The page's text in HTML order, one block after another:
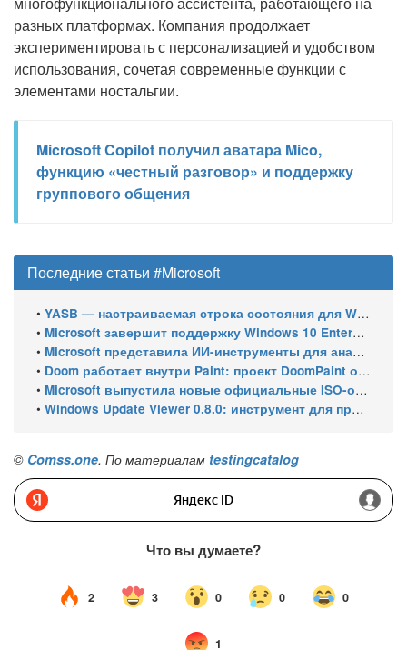
разных платформах. Компания продолжает
экспериментировать с персонализацией и удобством
использования, сочетая современные функции с
элементами ностальгии.
Microsoft Copilot получил аватара Mico,
функцию «честный разговор» и поддержку
группового общения
Последние статьи #Microsoft
• YASB — настраиваемая строка состояния для Windows с виджетами и поддержкой нескольких мониторов
• Microsoft завершит поддержку Windows 10 Enterprise LTSC 2021 в январе 2027 года. ESU продлят обновления до января 2030 года
• Microsoft представила ИИ-инструменты для анализа производительности Windows: ETW MCP и WPA MCP
• Doom работает внутри Paint: проект DoomPaint от технического директора Microsoft Azure
• Microsoft выпустила новые официальные ISO-образы Windows 11 для инсайдеров
• Windows Update Viewer 0.8.0: инструмент для просмотра истории обновлений Windows 11 и Windows 10 получил улучшения
© Comss.one. По материалам testingcatalog